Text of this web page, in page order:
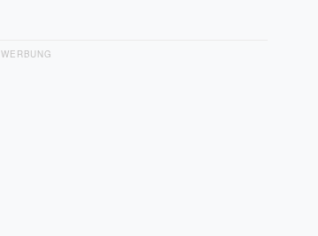
WERBUNG